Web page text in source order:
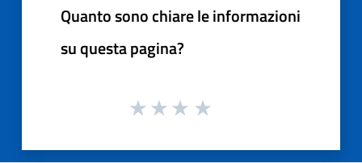
Quanto sono chiare le informazioni
su questa pagina?